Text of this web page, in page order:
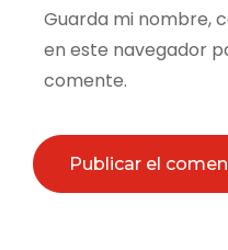
Guarda mi nombre,
en este navegador
comente.